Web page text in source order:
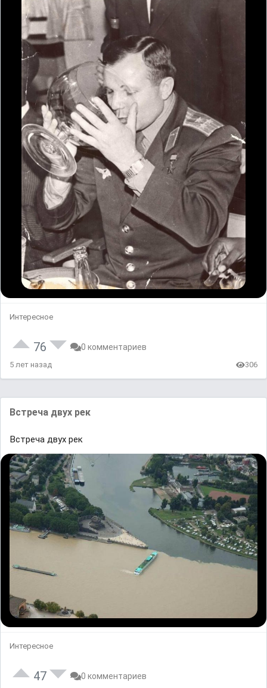
Интересное
76 0 комментариев
5 лет назад 306
Встреча двух рек
Встреча двух рек
Интересное
47 0 комментариев